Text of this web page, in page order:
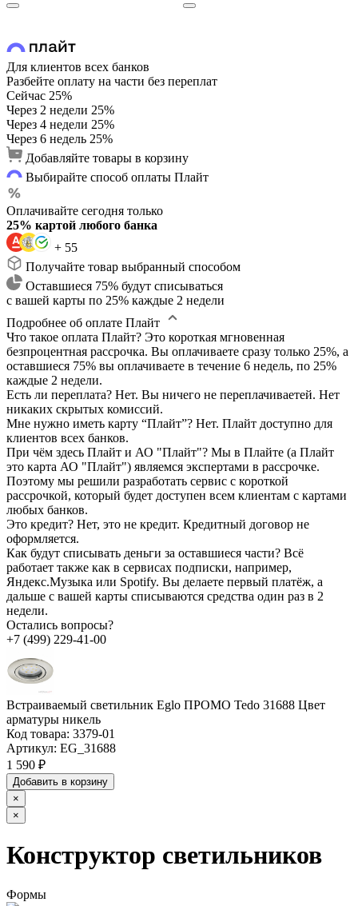
Для клиентов всех банков
Разбейте оплату на части без переплат
Сейчас 25%
Через 2 недели 25%
Через 4 недели 25%
Через 6 недель 25%
Добавляйте товары в корзину
Выбирайте способ оплаты Плайт
Оплачивайте сегодня только
25% картой любого банка
+ 55
Получайте товар выбранный способом
Оставшиеся 75% будут списываться
с вашей карты по 25% каждые 2 недели
Подробнее об оплате Плайт
Что такое оплата Плайт? Это короткая мгновенная
безпроцентная рассрочка. Вы оплачиваете сразу только 25%, а
оставшиеся 75% вы оплачиваете в течение 6 недель, по 25%
каждые 2 недели.
Есть ли переплата? Нет. Вы ничего не переплачиваетей. Нет
никаких скрытых комиссий.
Мне нужно иметь карту “Плайт”? Нет. Плайт доступно для
клиентов всех банков.
При чём здесь Плайт и АО "Плайт"? Мы в Плайте (а Плайт
это карта АО "Плайт") являемся экспертами в рассрочке.
Поэтому мы решили разработать сервис с короткой
рассрочкой, который будет доступен всем клиентам с картами
любых банков.
Это кредит? Нет, это не кредит. Кредитный договор не
оформляется.
Как будут списывать деньги за оставшиеся части? Всё
работает также как в сервисах подписки, например,
Яндекс.Музыка или Spotify. Вы делаете первый платёж, а
дальше с вашей карты списываются средства один раз в 2
недели.
Остались вопросы?
+7 (499) 229-41-00
Встраиваемый светильник Eglo ПРОМО Tedo 31688 Цвет
арматуры никель
Код товара: 3379-01
Артикул: EG_31688
1 590 ₽
Добавить в корзину
×
×
Конструктор светильников
Формы